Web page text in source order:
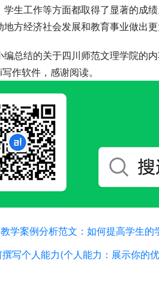
学生工作等方面都取得了显著的成
地方经济社会发展和教育事业做出更
编总结的关于四川师范文理学院的
作软件，感谢阅读。
教学案例分析范文：如何提高学生
撰写个人能力(个人能力：展示你的